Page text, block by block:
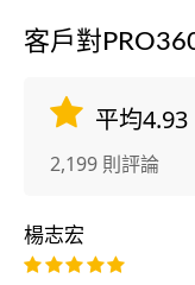
客戶對
平均4.93
2,199 則評論
楊志宏